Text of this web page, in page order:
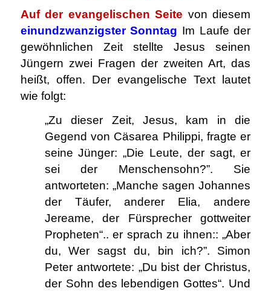
Auf der evangelischen Seite von diesem
einundzwanzigster Sonntag Im Laufe der
gewöhnlichen Zeit stellte Jesus seinen
Jüngern zwei Fragen der zweiten Art, das
heißt, offen. Der evangelische Text lautet
wie folgt:
„Zu dieser Zeit, Jesus, kam in die
Gegend von Cäsarea Philippi, fragte er
seine Jünger: „Die Leute, der sagt, er
sei der Menschensohn?”. Sie
antworteten: „Manche sagen Johannes
der Täufer, anderer Elia, andere
Jereame, der Fürsprecher gottweiter
Propheten“.. er sprach zu ihnen:: „Aber
du, Wer sagst du, bin ich?”. Simon
Peter antwortete: „Du bist der Christus,
der Sohn des lebendigen Gottes“. Und